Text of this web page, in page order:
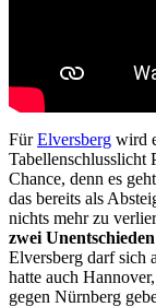
FürElversberg wird
Tabellenschlusslicht
Chance, denn es
das bereits als
nichts mehr zu
zwei
Elversberg darf sich
hatte auch
gegen Nürnberg